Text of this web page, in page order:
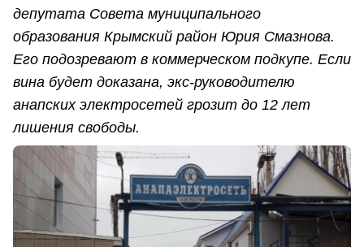
депутата Совета муниципального
образования Крымский район Юрия Смазнова.
Его подозревают в коммерческом подкупе. Если
вина будет доказана, экс-руководителю
анапских электросетей грозит до 12 лет
лишения свободы.